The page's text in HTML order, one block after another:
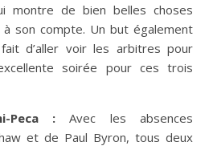
montre de bien belles choses
son compte. Un but également
d’aller voir les arbitres pour
soirée pour ces trois
Peca : Avec les absences
et de Paul Byron, tous deux